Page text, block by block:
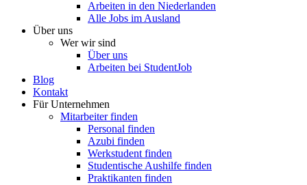
Arbeiten in den Niederlanden
Alle Jobs im Ausland
Über uns
Wer wir sind
Über uns
Arbeiten bei StudentJob
Blog
Kontakt
Für Unternehmen
Mitarbeiter finden
Personal finden
Azubi finden
Werkstudent finden
Studentische Aushilfe finden
Praktikanten finden